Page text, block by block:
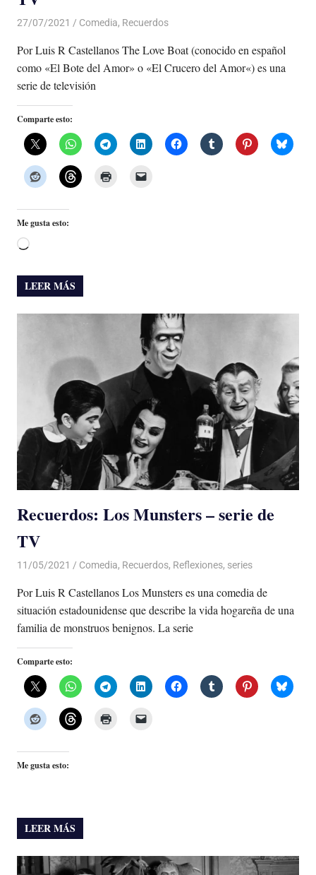
27/07/2021 De todo un Poco
Comedia, Recuerdos
Por Luis R Castellanos The Love Boat (conocido en español
como «El Bote del Amor» o «El Crucero del Amor«) es una
serie de televisión
Comparte esto:
Me gusta esto:
Cargando...
LEER MÁS
Recuerdos: Los Munsters – serie de
TV
11/05/2021 De todo un Poco
Comedia, Recuerdos, Reflexiones, series
Por Luis R Castellanos Los Munsters es una comedia de
situación estadounidense que describe la vida hogareña de una
familia de monstruos benignos. La serie
Comparte esto:
Me gusta esto:
LEER MÁS